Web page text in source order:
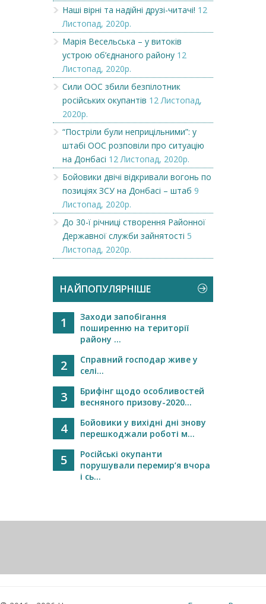
Наші вірні та надійні друзі-читачі! 12
Листопад, 2020р.
Марія Весельська – у витоків
устрою об’єднаного району 12
Листопад, 2020р.
Сили ООС збили безпілотник
російських окупантів 12 Листопад,
2020р.
“Постріли були неприцільними”: у
штабі ООС розповіли про ситуацію
на Донбасі 12 Листопад, 2020р.
Бойовики двічі відкривали вогонь по
позиціях ЗСУ на Донбасі – штаб 9
Листопад, 2020р.
До 30-ї річниці створення Районної
Державної служби зайнятості 5
Листопад, 2020р.
НАЙПОПУЛЯРНІШЕ
1
Заходи запобігання
поширенню на території
району ...
2
Справний господар живе у
селі...
3
Брифінг щодо особливостей
весняного призову-2020...
4
Бойовики у вихідні дні знову
перешкоджали роботі м...
5
Російські окупанти
порушували перемир’я вчора
і сь...